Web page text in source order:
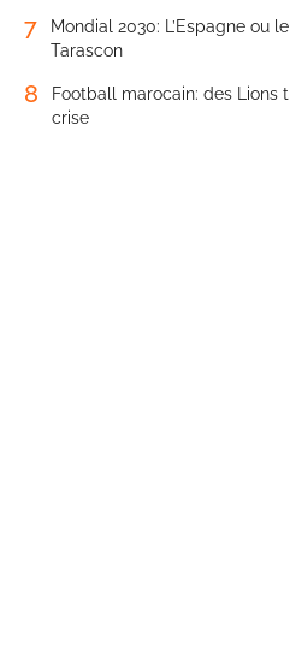
7
Mondial 2030: L’Espagne ou
Tarascon
8
Football marocain: des Lions
crise